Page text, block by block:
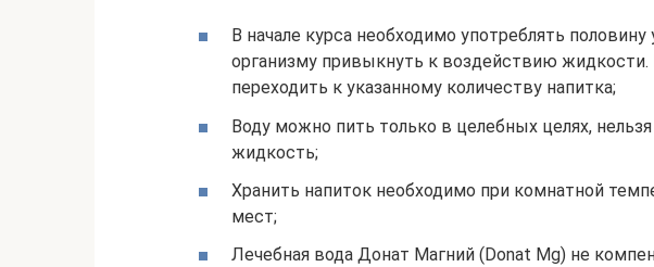
В начале курса необходимо употреблять
организму привыкнуть к воздействию
переходить к указанному количеству напитка;
Воду можно пить только в целебных целях,
жидкость;
Хранить напиток необходимо при комнатной
мест;
Лечебная вода Донат Магний (Donat Mg) не